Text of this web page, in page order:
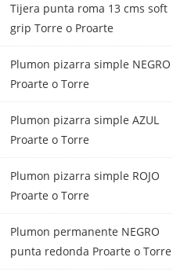
Tijera punta roma 13 cms soft
grip Torre o Proarte
Plumon pizarra simple NEGRO
Proarte o Torre
Plumon pizarra simple AZUL
Proarte o Torre
Plumon pizarra simple ROJO
Proarte o Torre
Plumon permanente NEGRO
punta redonda Proarte o Torre